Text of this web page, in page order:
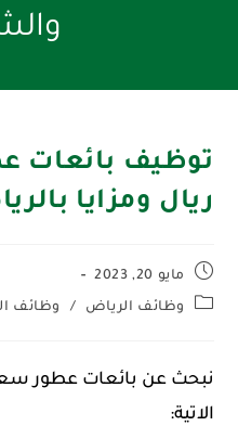
ريال ومزايا
مايو 20, 2023
وظائف الرياض / وظائف
نبحث عن بائعات عطور
الاتية: